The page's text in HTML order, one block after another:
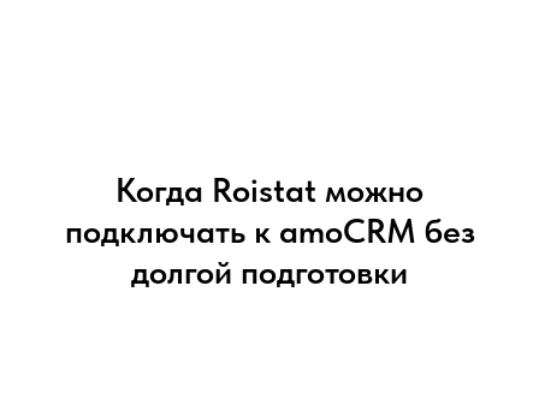
Когда Roistat можно
подключать к amoCRM без
долгой подготовки